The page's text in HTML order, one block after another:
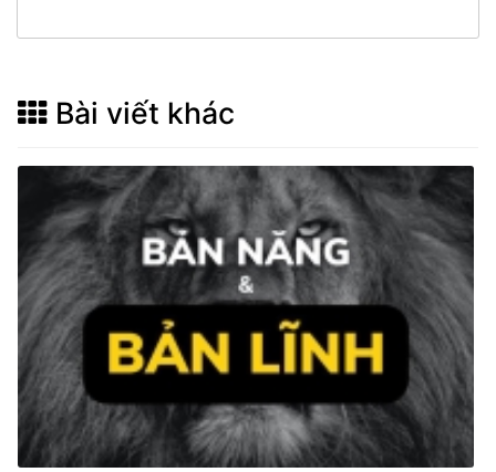
Bài viết khác